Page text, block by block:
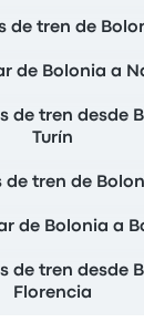
de tren de
de Bolonia a
de tren desde
Turín
de tren de
de Bolonia a
de tren desde
Florencia